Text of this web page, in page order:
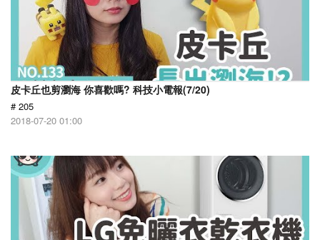
皮卡丘也剪瀏海 你喜歡嗎? 科技小電報(7/20)
# 205
2018-07-20 01:00